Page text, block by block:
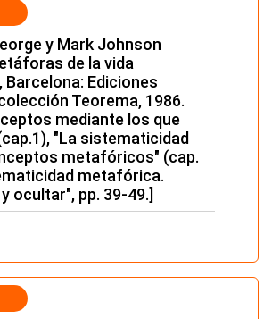
y Mark Johnson
de la vida
Barcelona: Ediciones
Teorema, 1986.
mediante los que
"La sistematicidad
metafóricos" (cap.
metafórica.
ocultar", pp. 39-49.]